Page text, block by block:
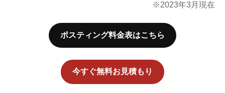
※2023年3月現在
ポスティング料金表はこちら
今すぐ無料お見積もり